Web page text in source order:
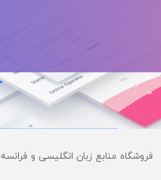
فروشگاه منابع زبان انگلیسی و فرانسه